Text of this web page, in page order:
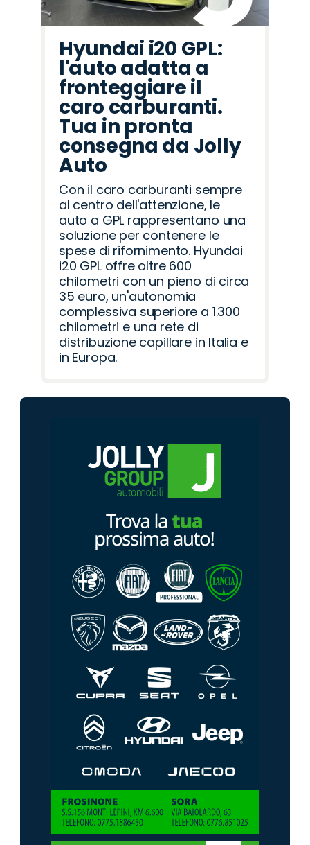
Hyundai i20 GPL:
l'auto adatta a
fronteggiare il
caro carburanti.
Tua in pronta
consegna da Jolly
Auto
Con il caro carburanti sempre
al centro dell'attenzione, le
auto a GPL rappresentano una
soluzione per contenere le
spese di rifornimento. Hyundai
i20 GPL offre oltre 600
chilometri con un pieno di circa
35 euro, un'autonomia
complessiva superiore a 1.300
chilometri e una rete di
distribuzione capillare in Italia e
in Europa.